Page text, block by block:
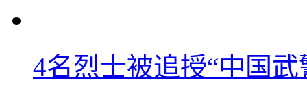
4名烈士被追授“中国